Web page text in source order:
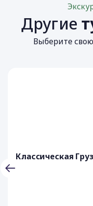
Другие
Выберите
Классическая